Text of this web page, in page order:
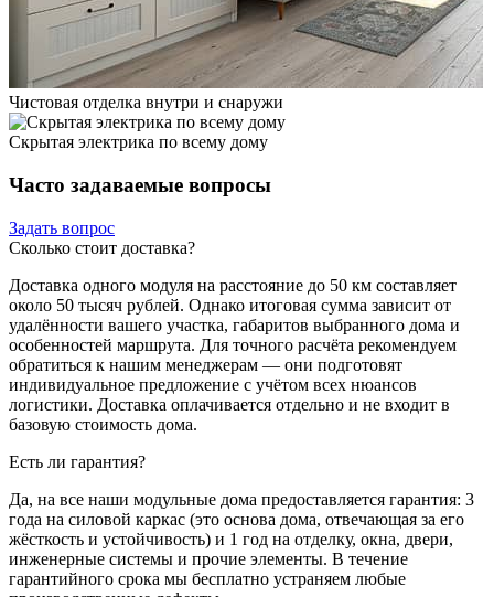
Чистовая отделка внутри и снаружи
Скрытая электрика по всему дому
Часто задаваемые вопросы
Задать вопрос
Сколько стоит доставка?
Доставка одного модуля на расстояние до 50 км составляет
около 50 тысяч рублей. Однако итоговая сумма зависит от
удалённости вашего участка, габаритов выбранного дома и
особенностей маршрута. Для точного расчёта рекомендуем
обратиться к нашим менеджерам — они подготовят
индивидуальное предложение с учётом всех нюансов
логистики. Доставка оплачивается отдельно и не входит в
базовую стоимость дома.
Есть ли гарантия?
Да, на все наши модульные дома предоставляется гарантия: 3
года на силовой каркас (это основа дома, отвечающая за его
жёсткость и устойчивость) и 1 год на отделку, окна, двери,
инженерные системы и прочие элементы. В течение
гарантийного срока мы бесплатно устраняем любые